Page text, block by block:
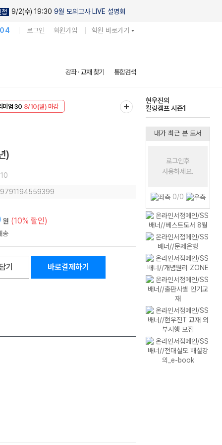
청 9/2(수) 19:30 9월 모의고사 LIVE 설명회
로그인 회원가입 학원 바로가기
강좌 · 교재 찾기 통합검색
미엄 30 8/10(월) 마감
현우진의
킬링캠프 시즌1
)
9791194559399
원 (10% 할인)
기 바로결제하기
내가 최근 본 도서
로그인후
사용하세요.
0/0